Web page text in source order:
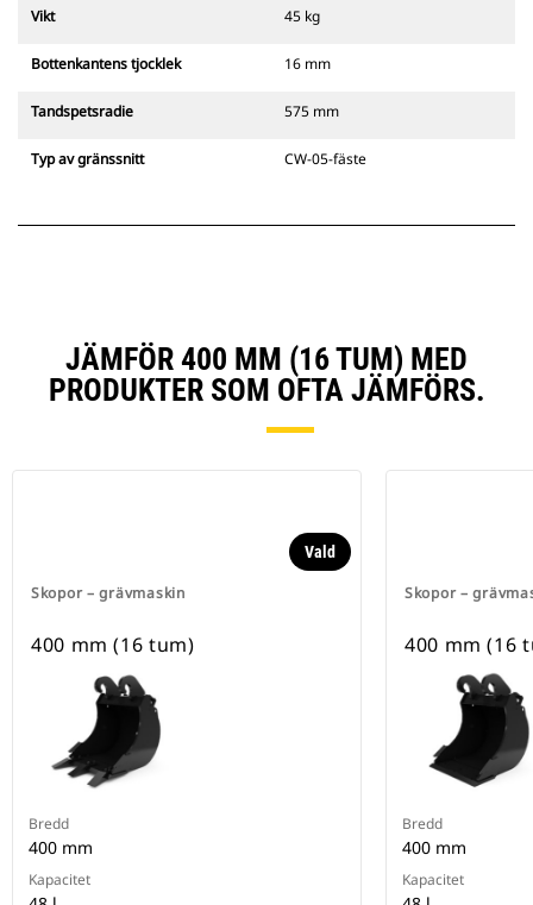
Vikt 45 kg
Bottenkantens tjocklek 16 mm
Tandspetsradie 575 mm
Typ av gränssnitt CW-05-fäste
JÄMFÖR 400 MM (16 TUM) MED
PRODUKTER SOM OFTA JÄMFÖRS.
Skopor – grävmaskin
Vald
400 mm (16 tum)
Bredd
400 mm
Kapacitet
Skopor –
400 mm (16
Bredd
400 mm
Kapacitet